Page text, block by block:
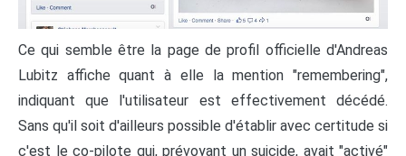
Ce qui semble être la page de profil officielle d'Andreas
Lubitz affiche quant à elle la mention "remembering",
indiquant que l'utilisateur est effectivement décédé.
Sans qu'il soit d'ailleurs possible d'établir avec certitude si
c'est le co-pilote qui, prévoyant un suicide, avait "activé"